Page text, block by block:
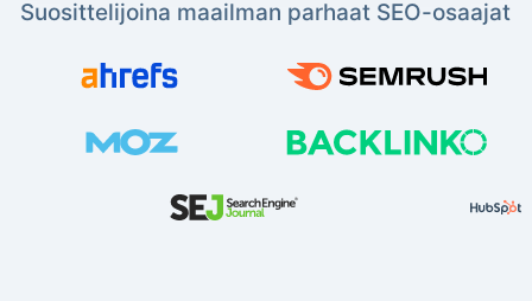
Suosittelijoina maailman parhaat SEO-osaajat